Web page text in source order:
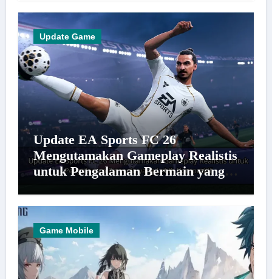
Update Game
Update EA Sports FC 26
Mengutamakan Gameplay Realistis
untuk Pengalaman Bermain yang
Game Mobile